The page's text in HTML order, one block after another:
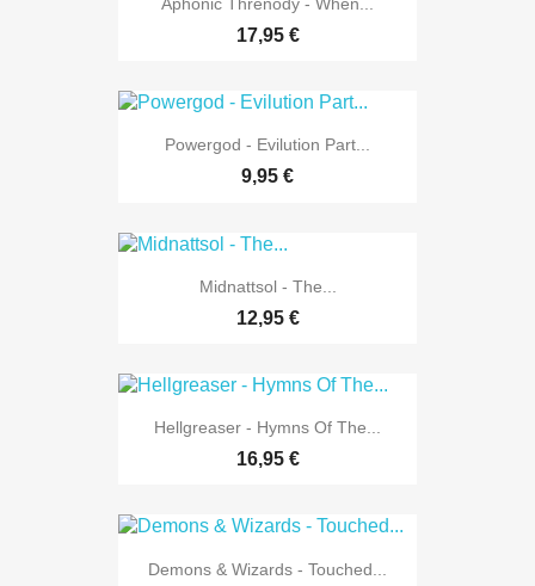
17,95 €
Powergod - Evilution Part...
9,95 €
Midnattsol - The...
12,95 €
Hellgreaser - Hymns Of The...
16,95 €
Demons & Wizards - Touched...